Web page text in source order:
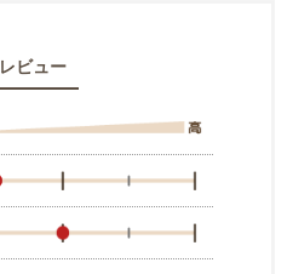
レビュー